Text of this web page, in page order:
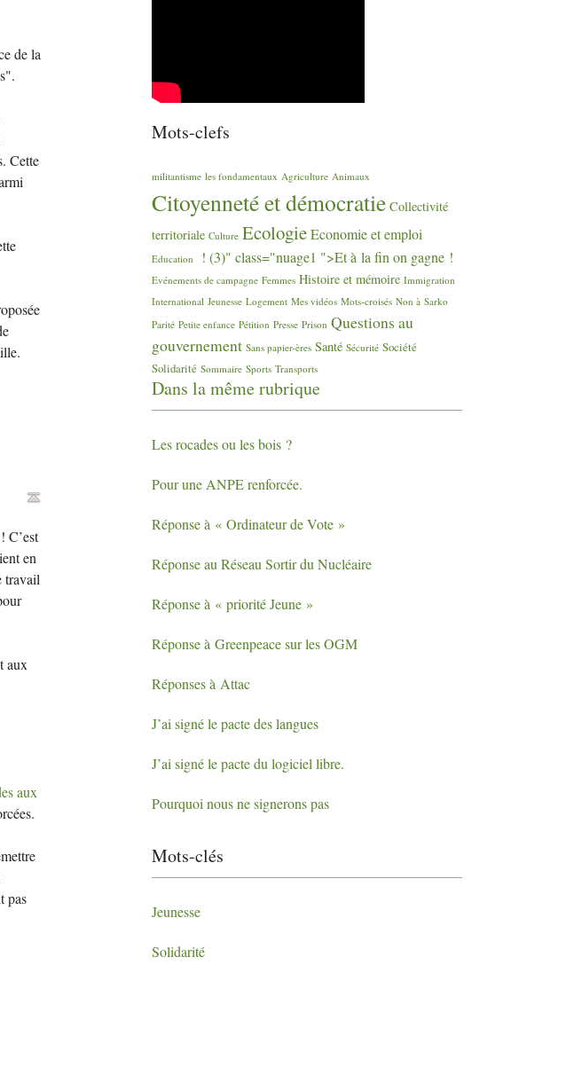
de la
Cette
! C’est
en
travail
aux
aux
pas
Mots-clefs
militantisme les fondamentaux Agriculture Animaux
Citoyenneté et démocratie Collectivité
territoriale Culture EcologieEconomie et emploi
Education ! (3)" class="nuage1 ">Et à la fin on gagne !
Evénements de campagne Femmes Histoire et mémoire Immigration
International Jeunesse Logement Mes vidéos Mots-croisés Non à Sarko
Parité Petite enfance Pétition Presse Prison Questions au
gouvernement Sans papier-ères Santé Sécurité Société
Solidarité Sommaire Sports Transports
Dans la même rubrique
Les rocades ou les bois ?
Pour une ANPErenforcée.
Réponse à « Ordinateur de Vote »
Réponse au Réseau Sortir du Nucléaire
Réponse à « priorité Jeune »
Réponse à Greenpeace sur lesOGM
Réponses à Attac
J’ai signé le pacte des langues
J’ai signé le pacte du logiciel libre.
Pourquoi nous ne signerons pas
Mots-clés
Jeunesse
Solidarité